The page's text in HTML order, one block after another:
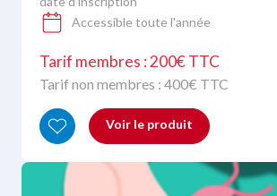
Accessible toute l'année
Tarif membres : 200€ TTC
Tarif non membres : 400€ TTC
Voir le produit